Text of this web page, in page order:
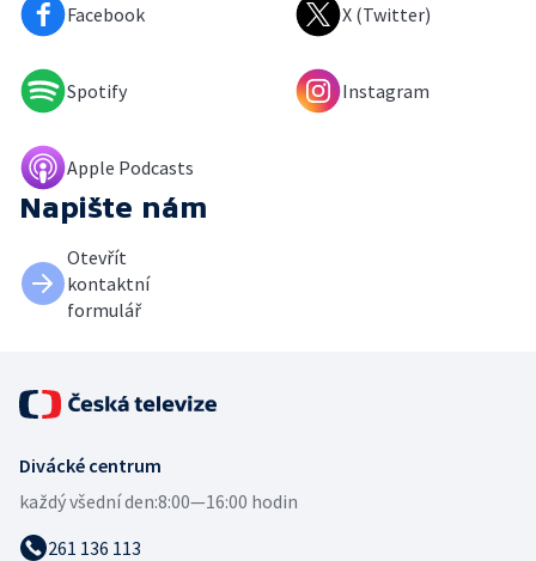
Facebook X (Twitter)
Spotify Instagram
Apple Podcasts
Napište nám
Otevřít
kontaktní
formulář
Divácké centrum
každý všední den:8:00—16:00 hodin
261 136 113